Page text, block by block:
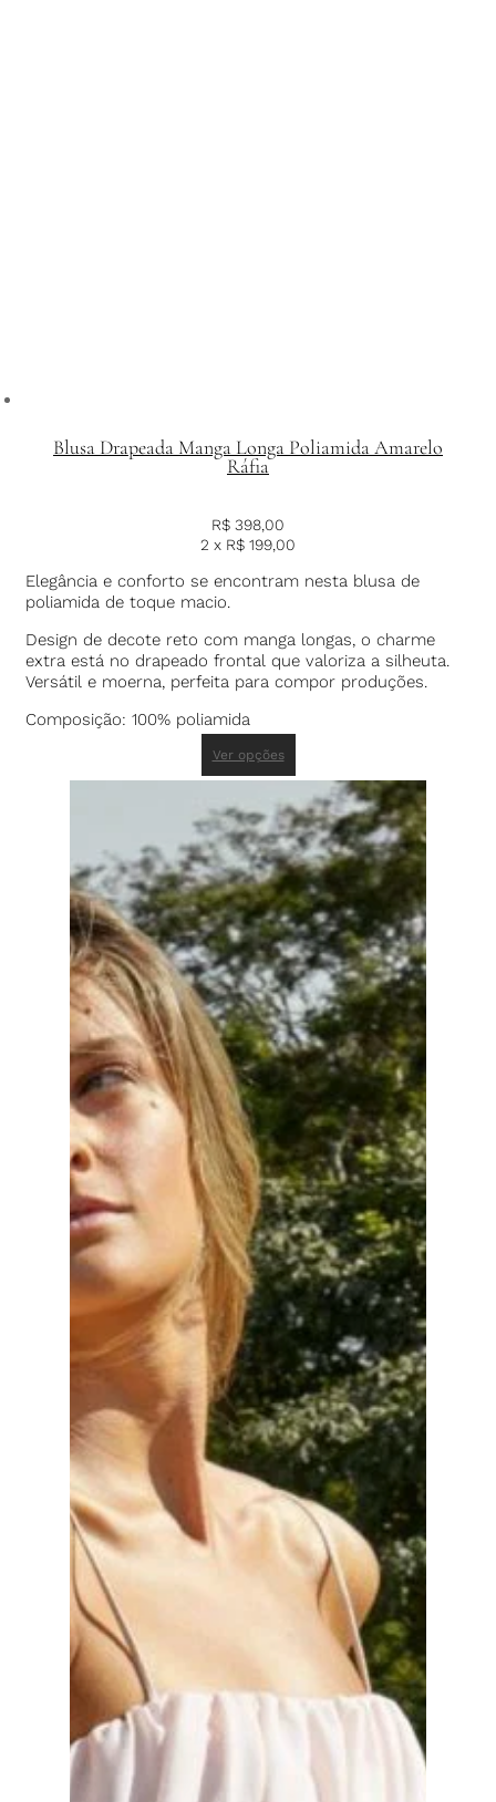
Blusa Drapeada Manga Longa Poliamida Amarelo
Ráfia
R$ 398,00
2 x R$ 199,00
Elegância e conforto se encontram nesta blusa de
poliamida de toque macio.
Design de decote reto com manga longas, o charme
extra está no drapeado frontal que valoriza a silheuta.
Versátil e moerna, perfeita para compor produções.
Composição: 100% poliamida
Ver opções